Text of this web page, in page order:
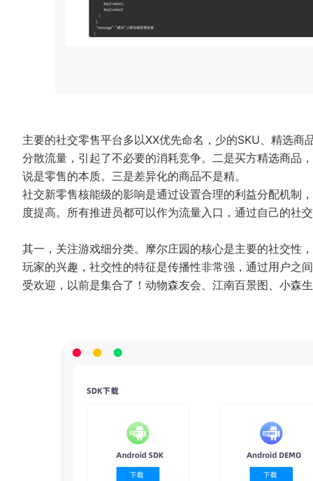
主要的社交零售平台多以XX优先命名，少的SKU、精选
分散流量，引起了不必要的消耗竞争。二是买方精选商品
说是零售的本质。三是差异化的商品不是精。
社交新零售核能级的影响是通过设置合理的利益分配机制
度提高。所有推进员都可以作为流量入口，通过自己的社
其一，关注游戏细分类。摩尔庄园的核心是主要的社交性
玩家的兴趣，社交性的特征是传播性非常强，通过用户之
受欢迎，以前是集合了！动物森友会、江南百景图、小森